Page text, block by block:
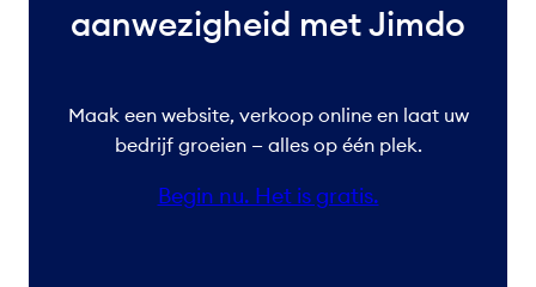
aanwezigheid met Jimdo
Maak een website, verkoop online en laat uw
bedrijf groeien — alles op één plek.
Begin nu. Het is gratis.